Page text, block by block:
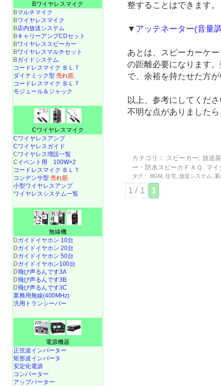
整することはできます。
▼ アッテネーター(音量
あとは、スピーカーケ
の距離必要になります
で、余裕を持たせた方
以上、参考にしてくだ
不明な点がありました
カテゴリ： スピーカー, 放送
ー・防水スピーカＦＡＱ , マイ
タグ： BGM ,住宅 放送システム ,案
1 / 1 1
Bワイヤレスマイク
Bマルチマイク
Bワイヤレスマイク
B店内放送システム
BキャリーアンプCDセット
Bワイヤレススピーカー
Bワイヤレスマルチセット
Bガイドシステム
コードレスマイク ＢＬＴ
ダイナミック型 売れ筋
コードレスマイク ＢＬＴ
モジュール＆ジャック
Cワイヤレスマイク
Cワイヤレスアンプ
Cワイヤレスガイド
Cワイヤレス増設一覧
Cイベント用 100W×2
コードレスマイク ＢＬＴ
コンデンサ型 売れ筋
小型ワイヤレスアンプ
ワイヤレスシステム一覧
無線機
Dガイドイヤホン 10台
Dガイドイヤホン 20台
Dガイドイヤホン 50台
Dガイドイヤホン100台
D飛び声るんです3A
D飛び声るんです3B
D飛び声るんです3C
業務用無線(400MHz)
汎用トランシーバー
電源機器
正弦波インバーター
矩形波インバータ
安定化電源
コンバーター
アップバーター